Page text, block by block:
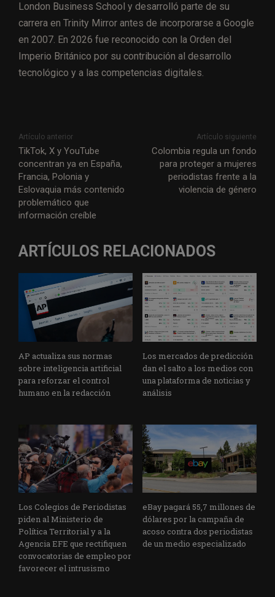
London Business School y desarrolló parte de su
carrera en Trinity Mirror antes de incorporarse a Google
en 2007. En 2026 fue reconocido con la Orden del
Imperio Británico por su contribución al desarrollo
tecnológico y a las competencias digitales.
Artículo anterior
TikTok, X y YouTube
concentran ya en España,
Francia, Polonia y
Eslovaquia más contenido
problemático que
información creíble
Artículo siguiente
Colombia regula un fondo
para proteger a mujeres
periodistas frente a la
violencia de género
ARTÍCULOS RELACIONADOS
AP actualiza sus normas
sobre inteligencia artificial
para reforzar el control
humano en la redacción
Los mercados de predicción
dan el salto a los medios con
una plataforma de noticias y
análisis
Los Colegios de Periodistas
piden al Ministerio de
Política Territorial y a la
Agencia EFE que rectifiquen
convocatorias de empleo por
favorecer el intrusismo
eBay pagará 55,7 millones de
dólares por la campaña de
acoso contra dos periodistas
de un medio especializado